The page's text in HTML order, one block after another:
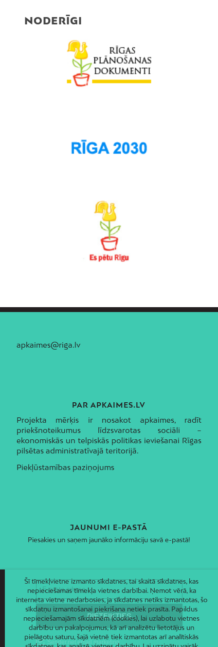
NODERĪGI
apkaimes@riga.lv
PAR APKAIMES.LV
Projekta mērķis ir nosakot apkaimes, radīt
priekšnoteikumus līdzsvarotas sociāli –
ekonomiskās un telpiskās politikas ieviešanai Rīgas
pilsētas administratīvajā teritorijā.
Piekļūstamības paziņojums
JAUNUMI E-PASTĀ
Piesakies un saņem jaunāko informāciju savā e-pastā!
Šī tīmekļvietne izmanto sīkdatnes, tai skaitā sīkdatnes, kas
nepieciešamas tīmekļa vietnes darbībai. Ņemot vērā, ka
interneta vietne nedarbosies, ja sīkdatnes netiks izmantotas, šo
sīkdatņu izmantošanai piekrišana netiek prasīta. Papildus
nepieciešamajām sīkdatnēm (cookies), lai uzlabotu vietnes
darbību un pakalpojumus, kā arī analizētu lietotājus un
pielāgotu saturu, šajā vietnē tiek izmantotas arī analītiskās